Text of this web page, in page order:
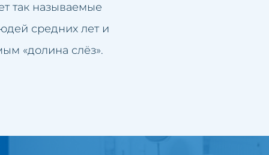
так называемые
средних лет и
«долина слёз».